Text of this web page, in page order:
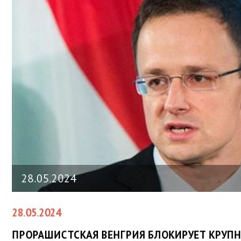
28.05.2024
28.05.2024
ПРОРАШИСТСКАЯ ВЕНГРИЯ БЛОКИРУЕТ